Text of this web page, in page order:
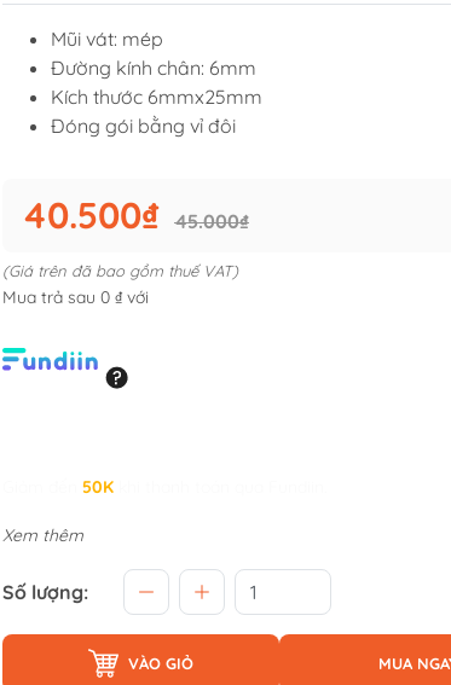
Mũi vát: mép
Đường kính chân: 6mm
Kích thước 6mmx25mm
Đóng gói bằng vỉ đôi
40.500₫ 45.000₫
(Giá trên đã bao gồm thuế VAT)
Mua trả sau 0 ₫ với
50K
Xem thêm
Số lượng:
VÀO GIỎ MUA